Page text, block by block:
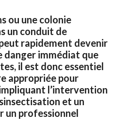
ou une colonie
un conduit de
rapidement devenir
danger immédiat que
il est donc essentiel
appropriée pour
l’intervention
et un
un professionnel